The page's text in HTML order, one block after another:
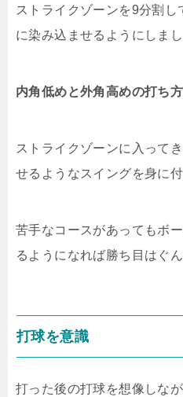
ストライクゾーンを9分割
に染み込ませるようにしまし
内角低めと外角高めの打ち
ストライクゾーンに入って
せるようなスイングを身に付
苦手なコースがあってもボ
るようになれば勝ち目はぐ
打球を意識
打った後の打球を想像しな